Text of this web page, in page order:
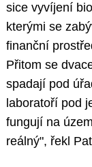
sice vyvíjení
kterými se
finanční
Přitom se
spadají pod
laboratoří pod
fungují na
reálný", řekl